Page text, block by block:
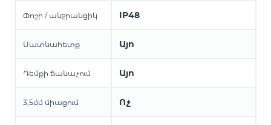
Փոշի / անջրանցիկ IP48
Մատնահետք Այո
Դեմքի ճանաչում Այո
3,5մմ միացում Ոչ